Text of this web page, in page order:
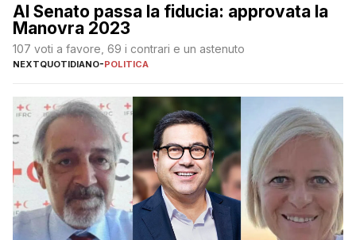
Al Senato passa la fiducia: approvata la
Manovra 2023
107 voti a favore, 69 i contrari e un astenuto
NEXTQUOTIDIANO-POLITICA